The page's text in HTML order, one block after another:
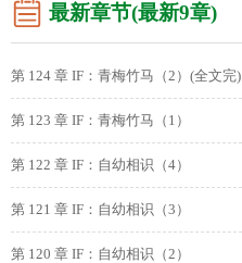
最新章节(最新9章)
第 124 章 IF：青梅竹马（2）(全文完)
第 123 章 IF：青梅竹马（1）
第 122 章 IF：自幼相识（4）
第 121 章 IF：自幼相识（3）
第 120 章 IF：自幼相识（2）